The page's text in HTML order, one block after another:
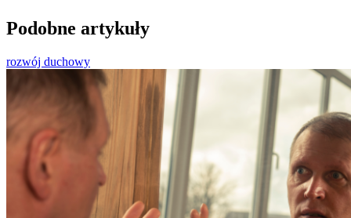
Podobne artykuły
rozwój duchowy